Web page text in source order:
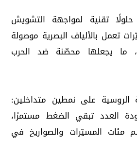
تقنية لمواجهة التشويش
تعمل بالألياف البصرية موصولة
ما يجعلها محصّنة ضد الحرب
الروسية على نمطين متداخلين:
العدد تبقي الضغط مستمرًا،
مئات المسيّرات والصواريخ في